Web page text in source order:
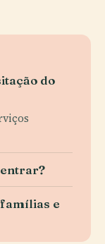
do
e